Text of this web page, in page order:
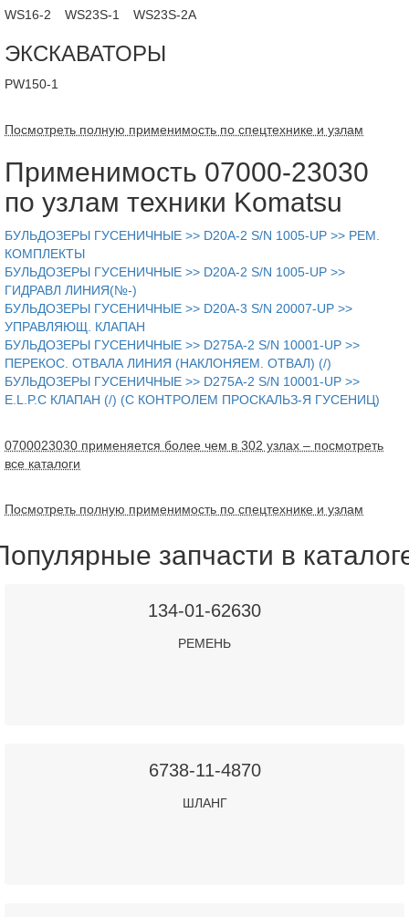
WS16-2 WS23S-1 WS23S-2A
ЭКСКАВАТОРЫ
PW150-1
Посмотреть полную применимость по спецтехнике и узлам
Применимость 07000-23030
по узлам техники Komatsu
БУЛЬДОЗЕРЫ ГУСЕНИЧНЫЕ >> D20A-2 S/N 1005-UP >> РЕМ.
КОМПЛЕКТЫ
БУЛЬДОЗЕРЫ ГУСЕНИЧНЫЕ >> D20A-2 S/N 1005-UP >>
ГИДРАВЛ ЛИНИЯ(№-)
БУЛЬДОЗЕРЫ ГУСЕНИЧНЫЕ >> D20A-3 S/N 20007-UP >>
УПРАВЛЯЮЩ. КЛАПАН
БУЛЬДОЗЕРЫ ГУСЕНИЧНЫЕ >> D275A-2 S/N 10001-UP >>
ПЕРЕКОС. ОТВАЛА ЛИНИЯ (НАКЛОНЯЕМ. ОТВАЛ) (/)
БУЛЬДОЗЕРЫ ГУСЕНИЧНЫЕ >> D275A-2 S/N 10001-UP >>
E.L.P.C КЛАПАН (/) (С КОНТРОЛЕМ ПРОСКАЛЬЗ-Я ГУСЕНИЦ)
0700023030 применяется более чем в 302 узлах – посмотреть
все каталоги
Посмотреть полную применимость по спецтехнике и узлам
запчасти в
134-01-62630
РЕМЕНЬ
6738-11-4870
ШЛАНГ